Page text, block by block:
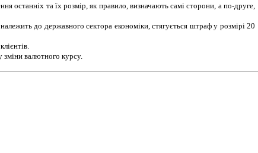
останніх та їх розмір, як правило, визначають самі сторони, а по-друге,
до державного сектора економіки, стягується штраф у розмірі 20
зміни валютного курсу.